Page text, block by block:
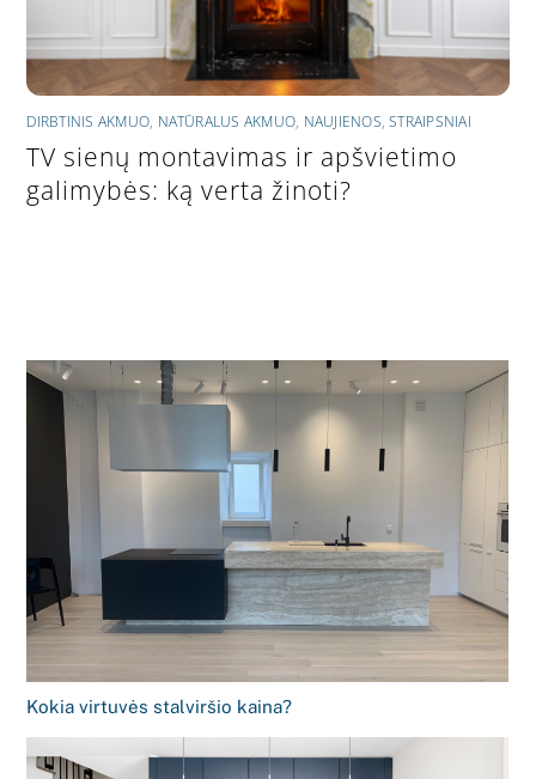
DIRBTINIS AKMUO, NATŪRALUS AKMUO, NAUJIENOS,STRAIPSNIAI
TV sienų montavimas ir apšvietimo
galimybės: ką verta žinoti?
Kokia virtuvės stalviršio kaina?